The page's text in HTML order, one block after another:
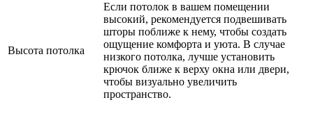
Высота потолка
Если потолок в вашем помещении
высокий, рекомендуется подвешивать
шторы поближе к нему, чтобы создать
ощущение комфорта и уюта. В случае
низкого потолка, лучше установить
крючок ближе к верху окна или двери,
чтобы визуально увеличить
пространство.